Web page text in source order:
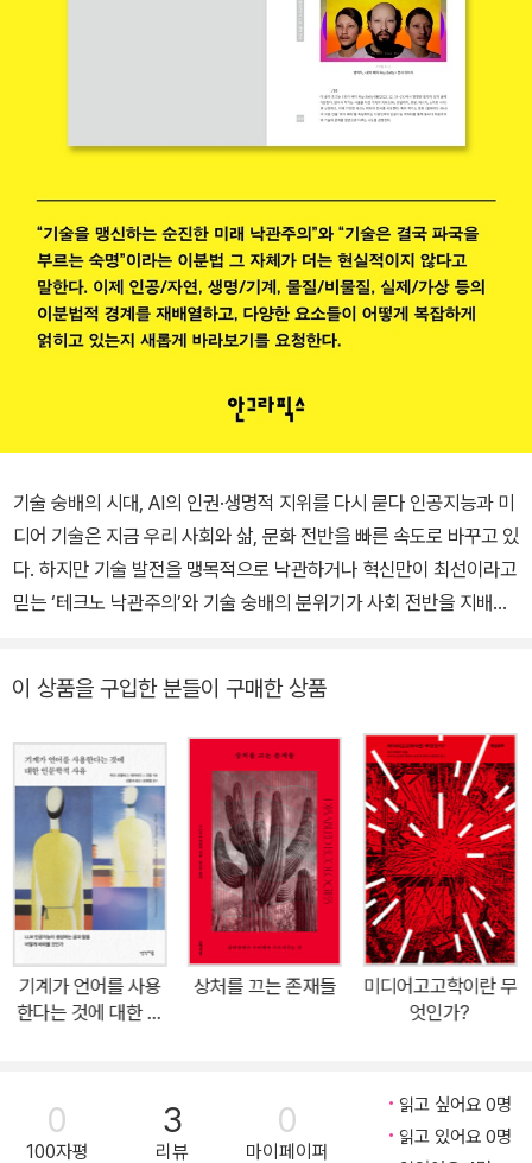
기술 숭배의 시대, AI의 인권·생명적 지위를 다시 묻다 인공지능과 미
디어 기술은 지금 우리 사회와 삶, 문화 전반을 빠른 속도로 바꾸고 있
다. 하지만 기술 발전을 맹목적으로 낙관하거나 혁신만이 최선이라고
믿는 ‘테크노 낙관주의’와 기술 숭배의 분위기가 사회 전반을 지배할
가, 그리고 도구로서의 기술이 사회적·생태적 책임 앞에서 어떻게 재
구성되어야 하는가를 근본적으로 질문한다. ‘AI 미디어 생태학’은 기
술이 마치 신앙이나 새로운 사회 질서의 대명사처럼 추앙받는 풍토를
바로잡으려는 문제의식에서 출발한다. 기술의 진보는 분명 인류의 중
요한 업적이지만, 이로 인해 지구 전체가 ‘인류세’라는 위기 국면에 놓
였다는 점을 외면할 수 없다. 책은 “기술이 곧 답”이라는 무비판적 접
근을 뛰어넘어, 과연 인공지능이 왜, 어떻게, 누구를 위해 쓰이고 있는
지 묻는다. 그리고 AI 시대의 혁신이 진정 공동 번영으로 이어지려면,
기후위기와 생태적 불평등 같은 현실 앞에서 기술과 인간 모두가 겸
손해야 하며, 기술 역시 생태주의적 시각에서 다시 설계·사용되어야
출을 수반하며, 희귀 광물의 무분별한 채굴과 노동 착취, 독성 폐기물
등 우리가 평소 직면하지 않는 문제까지 주목하게 한다. 책에서는 ‘인
이 상품을 구입한 분들이 구매한 상품
기계가 언어를 사용
한다는 것에 대한 인
상처를 끄는 존재들
미디어고고학이란 무
엇인가?
0
100자평
3
리뷰
0
마이페이퍼
읽고 싶어요 0명
읽고 있어요 0명